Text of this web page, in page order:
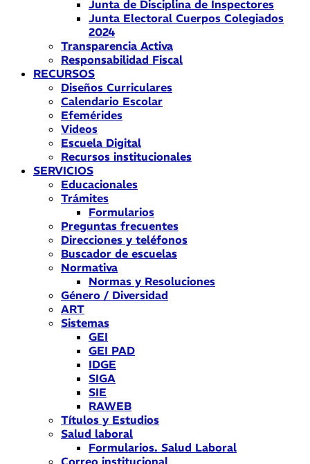
Junta de Disciplina de Inspectores
Junta Electoral Cuerpos Colegiados
2024
Transparencia Activa
Responsabilidad Fiscal
RECURSOS
Diseños Curriculares
Calendario Escolar
Efemérides
Videos
Escuela Digital
Recursos institucionales
SERVICIOS
Educacionales
Trámites
Formularios
Preguntas frecuentes
Direcciones y teléfonos
Buscador de escuelas
Normativa
Normas y Resoluciones
Género / Diversidad
ART
Sistemas
GEI
GEI PAD
IDGE
SIGA
SIE
RAWEB
Títulos y Estudios
Salud laboral
Formularios. Salud Laboral
Correo institucional